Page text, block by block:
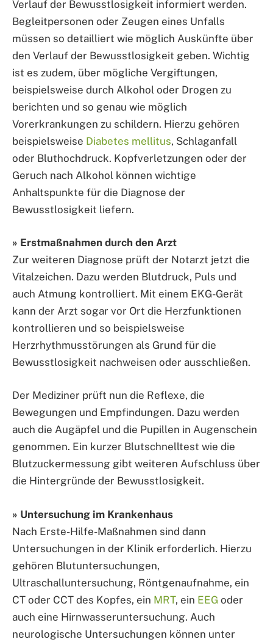
Verlauf der Bewusstlosigkeit informiert werden.
Begleitpersonen oder Zeugen eines Unfalls
müssen so detailliert wie möglich Auskünfte über
den Verlauf der Bewusstlosigkeit geben. Wichtig
ist es zudem, über mögliche Vergiftungen,
beispielsweise durch Alkohol oder Drogen zu
berichten und so genau wie möglich
Vorerkrankungen zu schildern. Hierzu gehören
beispielsweise Diabetes mellitus, Schlaganfall
oder Bluthochdruck. Kopfverletzungen oder der
Geruch nach Alkohol können wichtige
Anhaltspunkte für die Diagnose der
Bewusstlosigkeit liefern.
» Erstmaßnahmen durch den Arzt
Zur weiteren Diagnose prüft der Notarzt jetzt die
Vitalzeichen. Dazu werden Blutdruck, Puls und
auch Atmung kontrolliert. Mit einem EKG-Gerät
kann der Arzt sogar vor Ort die Herzfunktionen
kontrollieren und so beispielsweise
Herzrhythmusstörungen als Grund für die
Bewusstlosigkeit nachweisen oder ausschließen.
Der Mediziner prüft nun die Reflexe, die
Bewegungen und Empfindungen. Dazu werden
auch die Augäpfel und die Pupillen in Augenschein
genommen. Ein kurzer Blutschnelltest wie die
Blutzuckermessung gibt weiteren Aufschluss über
die Hintergründe der Bewusstlosigkeit.
» Untersuchung im Krankenhaus
Nach Erste-Hilfe-Maßnahmen sind dann
Untersuchungen in der Klinik erforderlich. Hierzu
gehören Blutuntersuchungen,
Ultraschalluntersuchung, Röntgenaufnahme, ein
CT oder CCT des Kopfes, ein MRT, ein EEG oder
auch eine Hirnwasseruntersuchung. Auch
neurologische Untersuchungen können unter